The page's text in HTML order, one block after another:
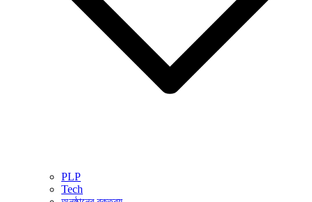
PLP
Tech